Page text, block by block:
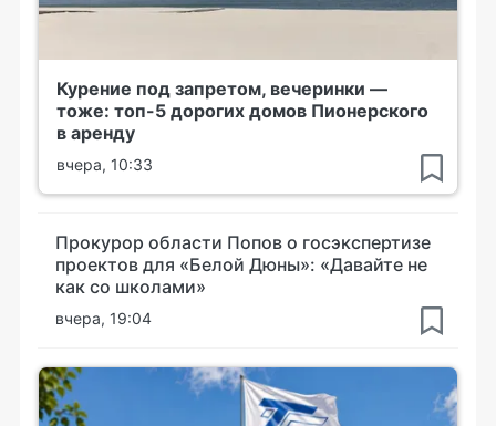
Курение под запретом, вечеринки —
тоже: топ-5 дорогих домов Пионерского
в аренду
вчера, 10:33
Прокурор области Попов о госэкспертизе
проектов для «Белой Дюны»: «Давайте не
как со школами»
вчера, 19:04